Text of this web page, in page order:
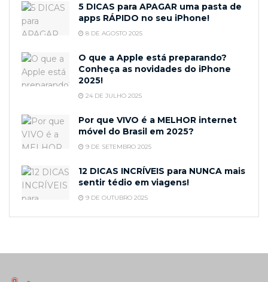
5 DICAS para APAGAR uma pasta de
apps RÁPIDO no seu iPhone!
8 DE AGOSTO 2025
O que a Apple está preparando?
Conheça as novidades do iPhone
2025!
24 DE JULHO 2025
Por que VIVO é a MELHOR internet
móvel do Brasil em 2025?
9 DE SETEMBRO 2025
12 DICAS INCRÍVEIS para NUNCA mais
sentir tédio em viagens!
9 DE OUTUBRO 2025